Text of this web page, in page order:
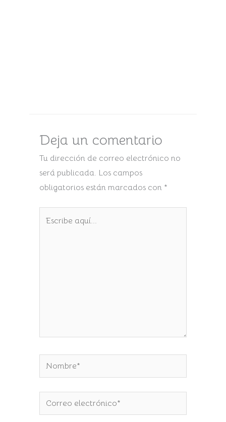
Deja un comentario
Tu dirección de correo electrónico no
será publicada. Los campos
obligatorios están marcados con *
Nombre*
Correo
electrónico*